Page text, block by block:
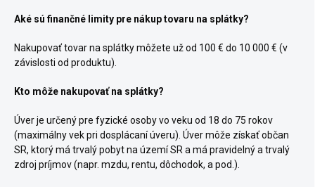
Aké sú finančné limity pre nákup tovaru na splátky?
Nakupovať tovar na splátky môžete už od 100 € do 10 000 € (v
závislosti od produktu).
Kto môže nakupovať na splátky?
Úver je určený pre fyzické osoby vo veku od 18 do 75 rokov
(maximálny vek pri dosplácaní úveru). Úver môže získať občan
SR, ktorý má trvalý pobyt na území SR a má pravidelný a trvalý
zdroj príjmov (napr. mzdu, rentu, dôchodok, a pod.).